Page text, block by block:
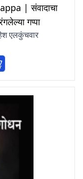
| संवादाचा
गप्पा
एलकुंचवार